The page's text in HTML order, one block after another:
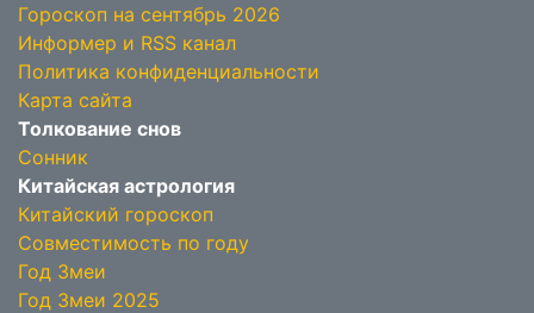
Гороскоп на сентябрь 2026
Информер и RSS канал
Политика конфиденциальности
Карта сайта
Толкование снов
Сонник
Китайская астрология
Китайский гороскоп
Совместимость по году
Год Змеи
Год Змеи 2025